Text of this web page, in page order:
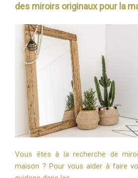
des miroirs originaux pour la
Vous êtes à la recherche de
maison ? Pour vous aider à faire